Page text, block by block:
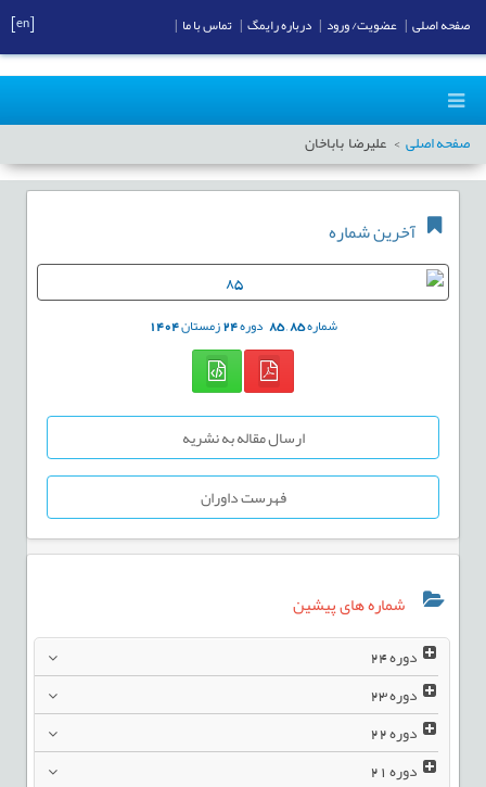
صفحه اصلی علیرضا باباخان
آخرین شماره
شماره85
,
85 دوره24زمستان1404
ارسال مقاله به نشریه
فهرست داوران
شماره های پیشین
دوره24
دوره23
دوره22
دوره21
صفحه اصلی عضویت/ ورود درباره رایمگ تماس با ما